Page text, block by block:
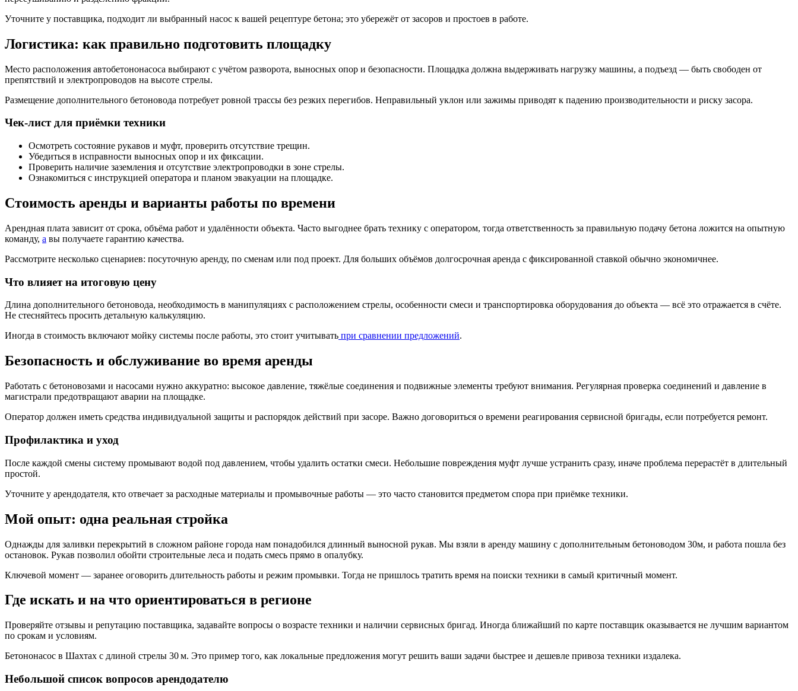
Уточните у поставщика, подходит ли выбранный насос к вашей рецептуре бетона; это убережёт от засоров и простоев в работе.
Логистика: как правильно подготовить площадку
Место расположения автобетононасоса выбирают с учётом разворота, выносных опор и безопасности. Площадка должна выдерживать нагрузку машины, а подъезд — быть свободен от
препятствий и электропроводов на высоте стрелы.
Размещение дополнительного бетоновода потребует ровной трассы без резких перегибов. Неправильный уклон или зажимы приводят к падению производительности и риску засора.
Чек-лист для приёмки техники
Осмотреть состояние рукавов и муфт, проверить отсутствие трещин.
Убедиться в исправности выносных опор и их фиксации.
Проверить наличие заземления и отсутствие электропроводки в зоне стрелы.
Ознакомиться с инструкцией оператора и планом эвакуации на площадке.
Стоимость аренды и варианты работы по времени
Арендная плата зависит от срока, объёма работ и удалённости объекта. Часто выгоднее брать технику с оператором, тогда ответственность за правильную подачу бетона ложится на опытную
команду, а вы получаете гарантию качества.
Рассмотрите несколько сценариев: посуточную аренду, по сменам или под проект. Для больших объёмов долгосрочная аренда с фиксированной ставкой обычно экономичнее.
Что влияет на итоговую цену
Длина дополнительного бетоновода, необходимость в манипуляциях с расположением стрелы, особенности смеси и транспортировка оборудования до объекта — всё это отражается в счёте.
Не стесняйтесь просить детальную калькуляцию.
Иногда в стоимость включают мойку системы после работы, это стоит учитывать при сравнении предложений.
Безопасность и обслуживание во время аренды
Работать с бетоновозами и насосами нужно аккуратно: высокое давление, тяжёлые соединения и подвижные элементы требуют внимания. Регулярная проверка соединений и давление в
магистрали предотвращают аварии на площадке.
Оператор должен иметь средства индивидуальной защиты и распорядок действий при засоре. Важно договориться о времени реагирования сервисной бригады, если потребуется ремонт.
Профилактика и уход
После каждой смены систему промывают водой под давлением, чтобы удалить остатки смеси. Небольшие повреждения муфт лучше устранить сразу, иначе проблема перерастёт в длительный
простой.
Уточните у арендодателя, кто отвечает за расходные материалы и промывочные работы — это часто становится предметом спора при приёмке техники.
Мой опыт: одна реальная стройка
Однажды для заливки перекрытий в сложном районе города нам понадобился длинный выносной рукав. Мы взяли в аренду машину с дополнительным бетоноводом 30м, и работа пошла без
остановок. Рукав позволил обойти строительные леса и подать смесь прямо в опалубку.
Ключевой момент — заранее оговорить длительность работы и режим промывки. Тогда не пришлось тратить время на поиски техники в самый критичный момент.
Где искать и на что ориентироваться в регионе
Проверяйте отзывы и репутацию поставщика, задавайте вопросы о возрасте техники и наличии сервисных бригад. Иногда ближайший по карте поставщик оказывается не лучшим вариантом
по срокам и условиям.
Бетононасос в Шахтах с длиной стрелы 30 м. Это пример того, как локальные предложения могут решить ваши задачи быстрее и дешевле привоза техники издалека.
Небольшой список вопросов арендодателю